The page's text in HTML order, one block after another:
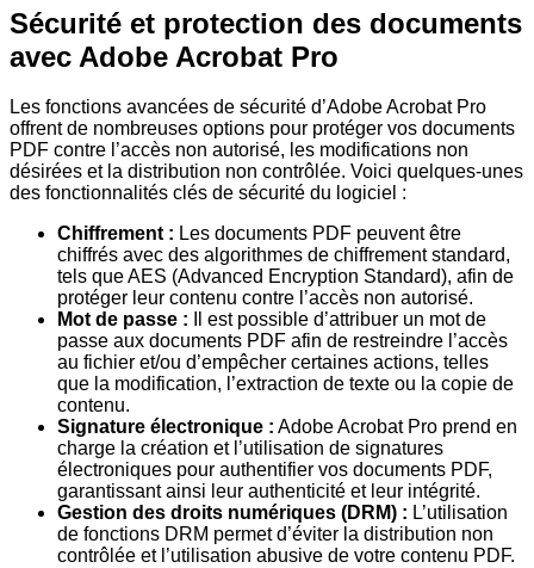
Sécurité et protection des documents
avec Adobe Acrobat Pro
Les fonctions avancées de sécurité d’Adobe Acrobat Pro
offrent de nombreuses options pour protéger vos documents
PDF contre l’accès non autorisé, les modifications non
désirées et la distribution non contrôlée. Voici quelques-unes
des fonctionnalités clés de sécurité du logiciel :
Chiffrement : Les documents PDF peuvent être
chiffrés avec des algorithmes de chiffrement standard,
tels que AES (Advanced Encryption Standard), afin de
protéger leur contenu contre l’accès non autorisé.
Mot de passe : Il est possible d’attribuer un mot de
passe aux documents PDF afin de restreindre l’accès
au fichier et/ou d’empêcher certaines actions, telles
que la modification, l’extraction de texte ou la copie de
contenu.
Signature électronique : Adobe Acrobat Pro prend en
charge la création et l’utilisation de signatures
électroniques pour authentifier vos documents PDF,
garantissant ainsi leur authenticité et leur intégrité.
Gestion des droits numériques (DRM) : L’utilisation
de fonctions DRM permet d’éviter la distribution non
contrôlée et l’utilisation abusive de votre contenu PDF.